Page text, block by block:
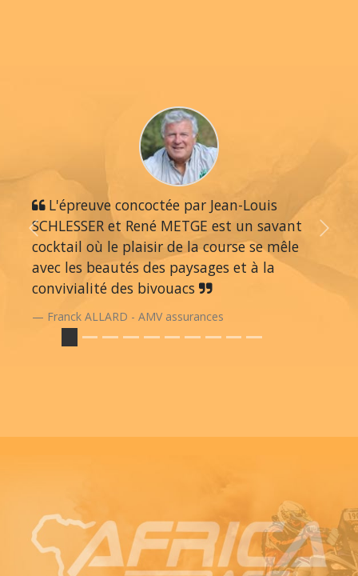
L'épreuve concoctée par Jean-Louis
SCHLESSER et René METGE est un savant
cocktail où le plaisir de la course se mêle
avec les beautés des paysages et à la
convivialité des bivouacs
Franck ALLARD - AMV assurances
Previous Next